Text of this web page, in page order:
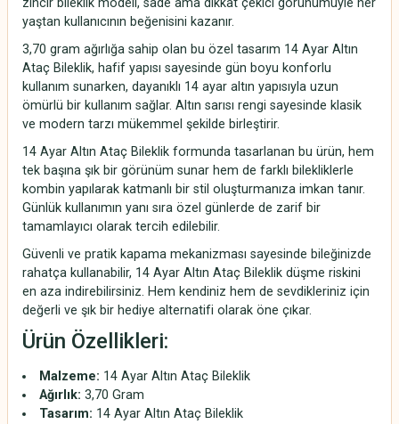
zincir bileklik modeli, sade ama dikkat çekici görünümüyle her
yaştan kullanıcının beğenisini kazanır.
3,70 gram ağırlığa sahip olan bu özel tasarım 14 Ayar Altın
Ataç Bileklik, hafif yapısı sayesinde gün boyu konforlu
kullanım sunarken, dayanıklı 14 ayar altın yapısıyla uzun
ömürlü bir kullanım sağlar. Altın sarısı rengi sayesinde klasik
ve modern tarzı mükemmel şekilde birleştirir.
14 Ayar Altın Ataç Bileklik formunda tasarlanan bu ürün, hem
tek başına şık bir görünüm sunar hem de farklı bilekliklerle
kombin yapılarak katmanlı bir stil oluşturmanıza imkan tanır.
Günlük kullanımın yanı sıra özel günlerde de zarif bir
tamamlayıcı olarak tercih edilebilir.
Güvenli ve pratik kapama mekanizması sayesinde bileğinizde
rahatça kullanabilir, 14 Ayar Altın Ataç Bileklik düşme riskini
en aza indirebilirsiniz. Hem kendiniz hem de sevdikleriniz için
değerli ve şık bir hediye alternatifi olarak öne çıkar.
Ürün Özellikleri:
Malzeme: 14 Ayar Altın Ataç Bileklik
Ağırlık: 3,70 Gram
Tasarım: 14 Ayar Altın Ataç Bileklik